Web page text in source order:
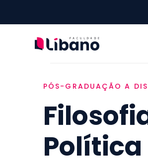
PÓS-GRADUAÇÃO A
Política